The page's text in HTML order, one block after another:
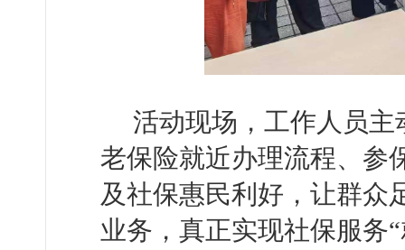
活动现场，工作人员
老保险就近办理流程、参
及社保惠民利好，让群众
业务，真正实现社保服务